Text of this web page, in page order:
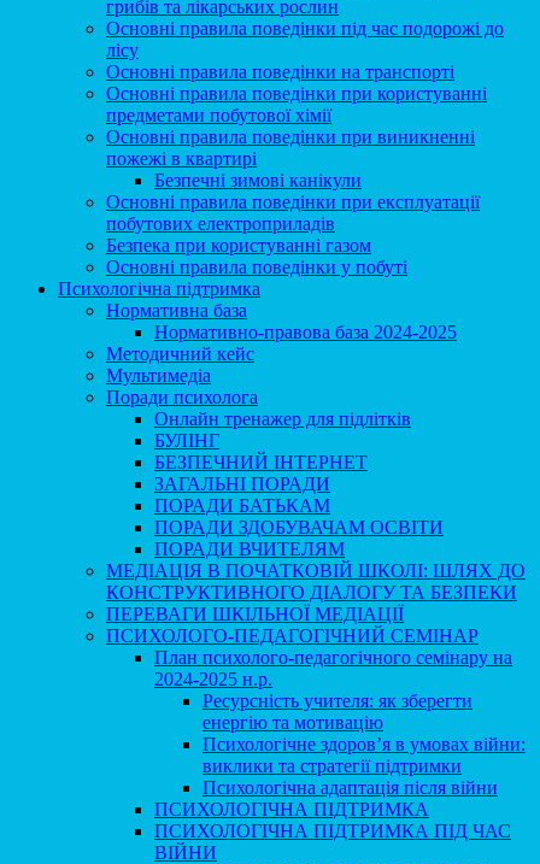
грибів та лікарських рослин
Основні правила поведінки під час подорожі до
лісу
Основні правила поведінки на транспорті
Основні правила поведінки при користуванні
предметами побутової хімії
Основні правила поведінки при виникненні
пожежі в квартирі
Безпечні зимові канікули
Основні правила поведінки при експлуатації
побутових електроприладів
Безпека при користуваннi газом
Основні правила поведінки у побуті
Психологічна підтримка
Нормативна база
Нормативно-правова база 2024-2025
Методичний кейс
Мультимедіа
Поради психолога
Онлайн тренажер для підлітків
БУЛІНГ
БЕЗПЕЧНИЙ ІНТЕРНЕТ
ЗАГАЛЬНІ ПОРАДИ
ПОРАДИ БАТЬКАМ
ПОРАДИ ЗДОБУВАЧАМ ОСВІТИ
ПОРАДИ ВЧИТЕЛЯМ
МЕДІАЦІЯ В ПОЧАТКОВІЙ ШКОЛІ: ШЛЯХ ДО
КОНСТРУКТИВНОГО ДІАЛОГУ ТА БЕЗПЕКИ
ПЕРЕВАГИ ШКІЛЬНОЇ МЕДІАЦІЇ
ПСИХОЛОГО-ПЕДАГОГІЧНИЙ СЕМІНАР
План психолого-педагогічного семінару на
2024-2025 н.р.
Ресурсність учителя: як зберегти
енергію та мотивацію
Психологічне здоров’я в умовах війни:
виклики та стратегії підтримки
Психологічна адаптація після війни
ПСИХОЛОГІЧНА ПІДТРИМКА
ПСИХОЛОГІЧНА ПІДТРИМКА ПІД ЧАС
ВІЙНИ